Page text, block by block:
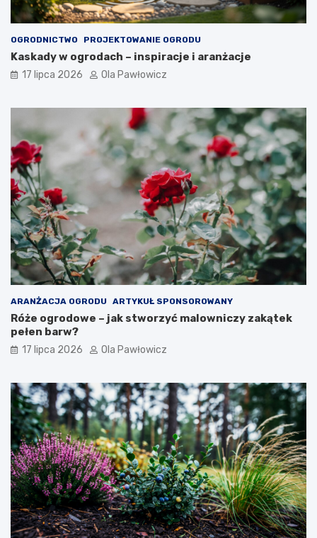
OGRODNICTWO PROJEKTOWANIE OGRODU
Kaskady w ogrodach – inspiracje i aranżacje
17 lipca 2026 Ola Pawłowicz
ARANŻACJA OGRODU ARTYKUŁ SPONSOROWANY
Róże ogrodowe – jak stworzyć malowniczy zakątek
pełen barw?
17 lipca 2026 Ola Pawłowicz